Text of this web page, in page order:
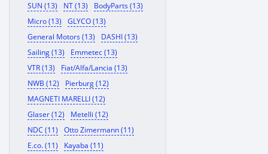
SUN (13)
NT (13)
BodyParts (13)
Micro (13)
GLYCO (13)
General Motors (13)
DASHI (13)
Sailing (13)
Emmetec (13)
VTR (13)
Fiat/Alfa/Lancia (13)
NWB (12)
Pierburg (12)
MAGNETI MARELLI (12)
Glaser (12)
Metelli (12)
NDC (11)
Otto Zimermann (11)
E.co. (11)
Kayaba (11)